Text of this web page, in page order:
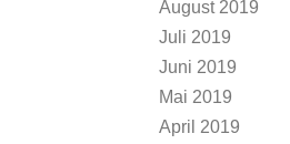
August 2019
Juli 2019
Juni 2019
Mai 2019
April 2019